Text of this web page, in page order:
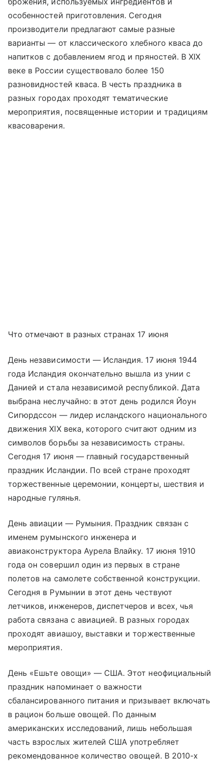
особенностей приготовления. Сегодня
производители предлагают самые разные
варианты — от классического хлебного кваса до
напитков с добавлением ягод и пряностей. В XIX
веке в России существовало более 150
разновидностей кваса. В честь праздника в
разных городах проходят тематические
мероприятия, посвященные истории и традициям
квасоварения.
Что отмечают в разных странах 17 июня
День независимости — Исландия. 17 июня 1944
года Исландия окончательно вышла из унии с
Данией и стала независимой республикой. Дата
выбрана неслучайно: в этот день родился Йоун
Сигюрдссон — лидер исландского национального
движения XIX века, которого считают одним из
символов борьбы за независимость страны.
Сегодня 17 июня — главный государственный
праздник Исландии. По всей стране проходят
торжественные церемонии, концерты, шествия и
народные гулянья.
День авиации — Румыния. Праздник связан с
именем румынского инженера и
авиаконструктора Аурела Влайку. 17 июня 1910
года он совершил один из первых в стране
полетов на самолете собственной конструкции.
Сегодня в Румынии в этот день чествуют
летчиков, инженеров, диспетчеров и всех, чья
работа связана с авиацией. В разных городах
проходят авиашоу, выставки и торжественные
мероприятия.
День «Ешьте овощи» — США. Этот неофициальный
праздник напоминает о важности
сбалансированного питания и призывает включать
в рацион больше овощей. По данным
американских исследований, лишь небольшая
часть взрослых жителей США употребляет
рекомендованное количество овощей. В 2010-х